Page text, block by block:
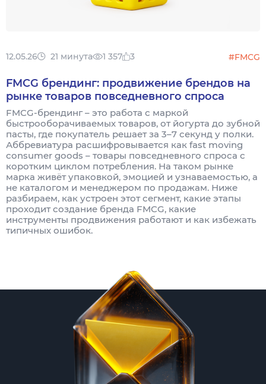
12.05.26 21 минута 1 357 3 #FMCG
FMCG брендинг: продвижение брендов на
рынке товаров повседневного спроса
FMCG-брендинг – это работа с маркой
быстрооборачиваемых товаров, от йогурта до зубной
пасты, где покупатель решает за 3–7 секунд у полки.
Аббревиатура расшифровывается как fast moving
consumer goods – товары повседневного спроса с
коротким циклом потребления. На таком рынке
марка живёт упаковкой, эмоцией и узнаваемостью, а
не каталогом и менеджером по продажам. Ниже
разбираем, как устроен этот сегмент, какие этапы
проходит создание бренда FMCG, какие
инструменты продвижения работают и как избежать
типичных ошибок.